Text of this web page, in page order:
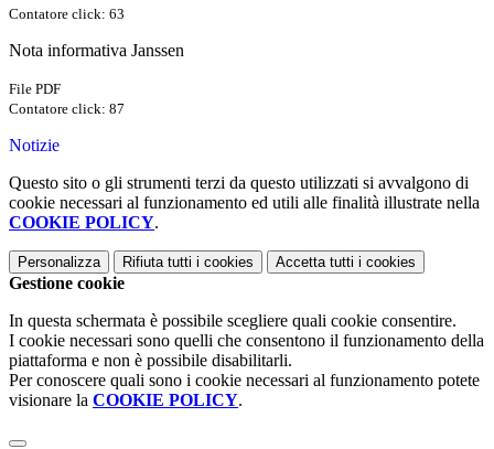
Contatore click: 63
Nota informativa Janssen
File PDF
Contatore click: 87
Notizie
Questo sito o gli strumenti terzi da questo utilizzati si avvalgono di
cookie necessari al funzionamento ed utili alle finalità illustrate nella
COOKIE POLICY.
Personalizza Rifiuta tutti i cookies Accetta tutti i cookies
Gestione cookie
In questa schermata è possibile scegliere quali cookie consentire.
I cookie necessari sono quelli che consentono il funzionamento della
piattaforma e non è possibile disabilitarli.
Per conoscere quali sono i cookie necessari al funzionamento potete
visionare la COOKIE POLICY.